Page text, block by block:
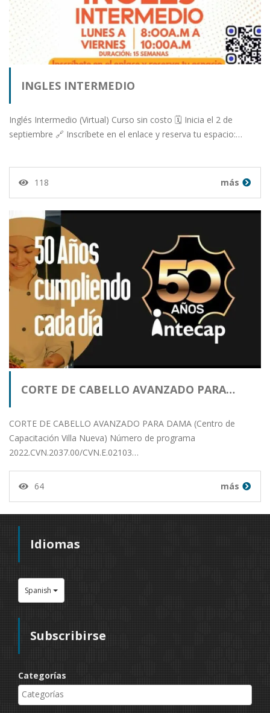
INGLES INTERMEDIO
Inglés Intermedio (Virtual) Curso sin costo 🗓️ Inicia el 2 de
septiembre 🔗 Inscríbete en el enlace y reserva tu espacio:…
118 más
CORTE DE CABELLO AVANZADO PARA…
CORTE DE CABELLO AVANZADO PARA DAMA (Centro de
Capacitación Villa Nueva) Número de programa
2022.CVN.2037.00/CVN.E.02103…
64 más
Idiomas
Spanish
Subscribirse
Categorías